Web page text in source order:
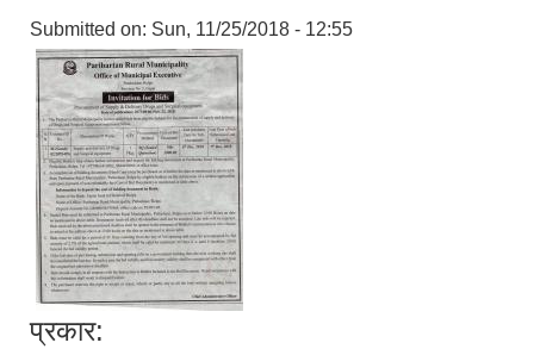
Submitted on: Sun, 11/25/2018 - 12:55
प्रकार: